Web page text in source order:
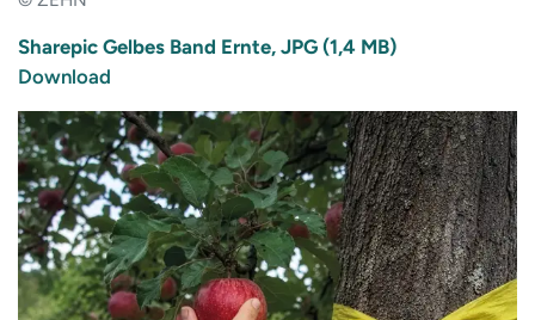
Sharepic Gelbes Band Ernte, JPG (1,4 MB)
Download